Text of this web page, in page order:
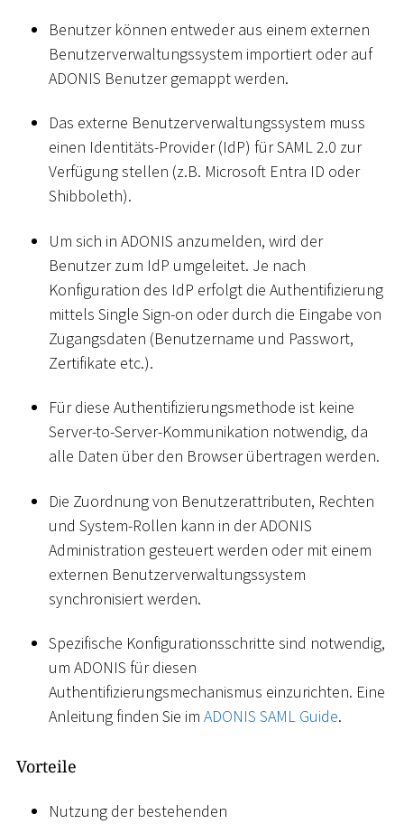
Benutzer können entweder aus einem externen
Benutzerverwaltungssystem importiert oder auf
ADONIS Benutzer gemappt werden.
Das externe Benutzerverwaltungssystem muss
einen Identitäts-Provider (IdP) für SAML 2.0 zur
Verfügung stellen (z.B. Microsoft Entra ID oder
Shibboleth).
Um sich in ADONIS anzumelden, wird der
Benutzer zum IdP umgeleitet. Je nach
Konfiguration des IdP erfolgt die Authentifizierung
mittels Single Sign-on oder durch die Eingabe von
Zugangsdaten (Benutzername und Passwort,
Zertifikate etc.).
Für diese Authentifizierungsmethode ist keine
Server-to-Server-Kommunikation notwendig, da
alle Daten über den Browser übertragen werden.
Die Zuordnung von Benutzerattributen, Rechten
und System-Rollen kann in der ADONIS
Administration gesteuert werden oder mit einem
externen Benutzerverwaltungssystem
synchronisiert werden.
Spezifische Konfigurationsschritte sind notwendig,
um ADONIS für diesen
Authentifizierungsmechanismus einzurichten. Eine
Anleitung finden Sie im ADONIS SAML Guide.
Vorteile
Nutzung der bestehenden